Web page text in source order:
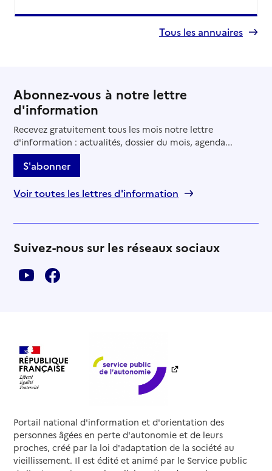
Tous les annuaires
Abonnez-vous à notre lettre
d'information
Recevez gratuitement tous les mois notre lettre
d'information : actualités, dossier du mois, agenda...
S'abonner
Voir toutes les lettres d'information
Suivez-nous sur les réseaux sociaux
Portail national d'information et d'orientation des
personnes âgées en perte d'autonomie et de leurs
proches, créé par la loi d'adaptation de la société au
vieillissement. Il est édité et animé par le Service public